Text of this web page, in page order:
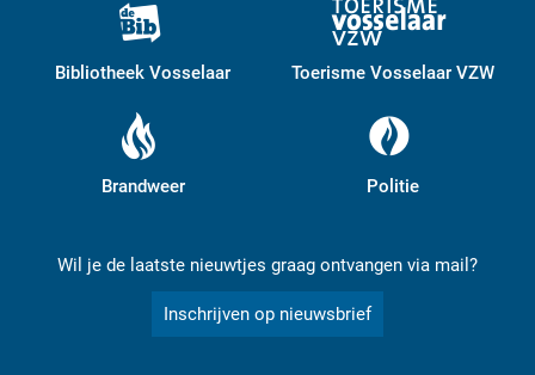
Bibliotheek Vosselaar Toerisme Vosselaar VZW
Brandweer Politie
Wil je de laatste nieuwtjes graag ontvangen via mail?
Inschrijven op nieuwsbrief